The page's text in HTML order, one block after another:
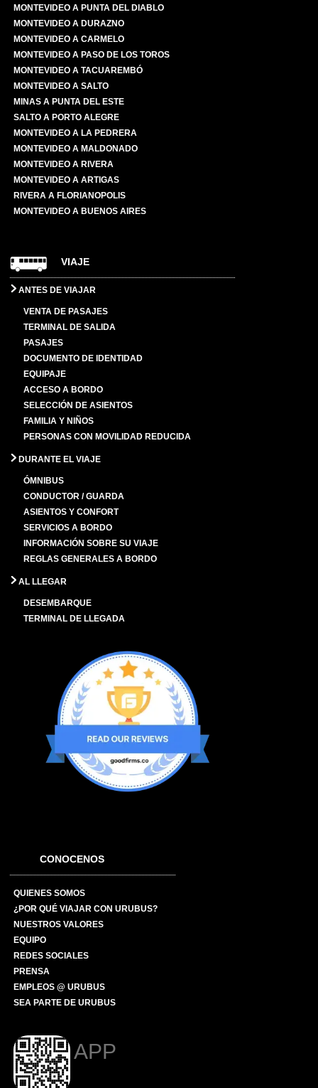
MONTEVIDEO A PUNTA DEL DIABLO
MONTEVIDEO A DURAZNO
MONTEVIDEO A CARMELO
MONTEVIDEO A PASO DE LOS TOROS
MONTEVIDEO A TACUAREMBÓ
MONTEVIDEO A SALTO
MINAS A PUNTA DEL ESTE
SALTO A PORTO ALEGRE
MONTEVIDEO A LA PEDRERA
MONTEVIDEO A MALDONADO
MONTEVIDEO A RIVERA
MONTEVIDEO A ARTIGAS
RIVERA A FLORIANOPOLIS
MONTEVIDEO A BUENOS AIRES
VIAJE
ANTES DE VIAJAR
VENTA DE PASAJES
TERMINAL DE SALIDA
PASAJES
DOCUMENTO DE IDENTIDAD
EQUIPAJE
ACCESO A BORDO
SELECCIÓN DE ASIENTOS
FAMILIA Y NIÑOS
PERSONAS CON MOVILIDAD REDUCIDA
DURANTE EL VIAJE
ÓMNIBUS
CONDUCTOR / GUARDA
ASIENTOS Y CONFORT
SERVICIOS A BORDO
INFORMACIÓN SOBRE SU VIAJE
REGLAS GENERALES A BORDO
AL LLEGAR
DESEMBARQUE
TERMINAL DE LLEGADA
CONOCENOS
QUIENES SOMOS
¿POR QUÉ VIAJAR CON URUBUS?
NUESTROS VALORES
EQUIPO
REDES SOCIALES
PRENSA
EMPLEOS @ URUBUS
SEA PARTE DE URUBUS
APP